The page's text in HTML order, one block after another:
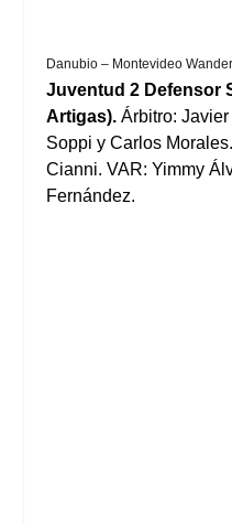
Danubio – Montevideo
Juventud 2 Defensor
Artigas). Árbitro:
Soppi y Carlos
Cianni. VAR: Yimmy
Fernández.